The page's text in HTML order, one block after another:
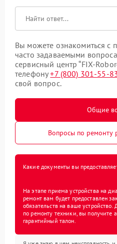
Вы можете ознакомиться
часто задаваемыми
сервисный центр “FIX-
телефону+7 (800) 301-55-
свой вопрос.
Общие
Вопросы по ремонту
Какие документы вы
На этапе приема устройства на
ремонт вам будет предоставлен
обязательств на ваше
по ремонту техники, вы получите
гарантийный талон.